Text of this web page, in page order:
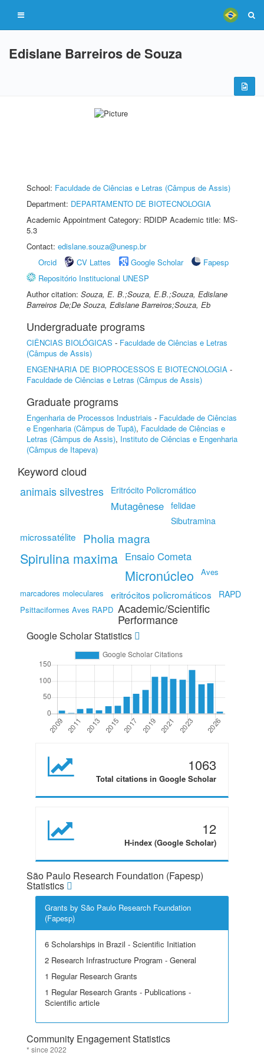
Edislane Barreiros de Souza
School: Faculdade de Ciências e Letras (Câmpus de Assis)
Department: DEPARTAMENTO DE BIOTECNOLOGIA
Academic Appointment Category: RDIDP Academic title: MS-
5.3
Contact: edislane.souza@unesp.br
Orcid
CV Lattes Google Scholar
Fapesp
Repositório Institucional UNESP
Author citation: Souza, E. B.;Souza, E.B.;Souza, Edislane
Barreiros De;De Souza, Edislane Barreiros;Souza, Eb
Undergraduate programs
CIÊNCIAS BIOLÓGICAS - Faculdade de Ciências e Letras
(Câmpus de Assis)
ENGENHARIA DE BIOPROCESSOS E BIOTECNOLOGIA -
Faculdade de Ciências e Letras (Câmpus de Assis)
Graduate programs
Engenharia de Processos Industriais - Faculdade de Ciências
e Engenharia (Câmpus de Tupã), Faculdade de Ciências e
Letras (Câmpus de Assis), Instituto de Ciências e Engenharia
(Câmpus de Itapeva)
Keyword cloud
animais silvestres
Eritrócito Policromático
Mutagênese felidae
Sibutramina
microssatélite Pholia magra
Spirulina maxima Ensaio Cometa
Micronúcleo
Aves
marcadores moleculares
eritrócitos policromáticos RAPD
Psittaciformes Aves RAPD Academic/Scientific
Performance
Google Scholar Statistics
1063
Total citations in Google Scholar
12
H-index (Google Scholar)
São Paulo Research Foundation (Fapesp)
Statistics
Grants by São Paulo Research Foundation
(Fapesp)
6 Scholarships in Brazil - Scientific Initiation
2 Research Infrastructure Program - General
1 Regular Research Grants
1 Regular Research Grants - Publications -
Scientific article
Community Engagement Statistics
* since 2022